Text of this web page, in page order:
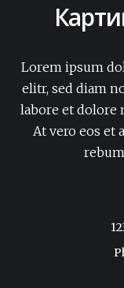
Lorem ipsum
elitr, sed diam
labore et dolore
At vero eos et